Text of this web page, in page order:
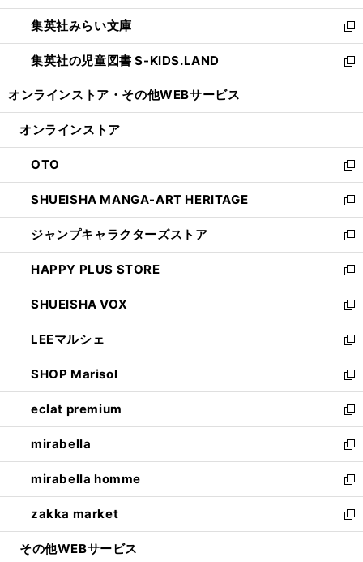
開
く
ウ
で
開
く
ン
ド
ウ
で
ウ
ィ
ン
ド
開
集英社みらい文庫
新
し
い
ン
ウ
で
開
く
集英社の児童図書 S-KIDS.LAND
新
ウ
ン
ド
ウ
で
開
く
オンラインストア・ その他WEBサービス
オンラインストア
OTO
新
し
い
ウ
ィ
ン
ド
ウ
で
開
く
SHUEISHA MANGA-ART HERITAGE
新
し
い
ウ
ィ
ン
ド
ウ
で
開
く
ジャンプキャラクターズストア
新
し
い
ウ
ィ
ン
ド
ウ
で
開
く
HAPPY PLUS STORE
新
し
い
ウ
ィ
ン
ド
ウ
で
開
く
SHUEISHA VOX
新
し
い
ウ
ィ
ン
ド
ウ
で
開
く
LEEマルシェ
新
し
い
ウ
ィ
ン
ド
ウ
で
開
く
SHOP Marisol
新
し
い
ウ
ィ
ン
ド
ウ
で
開
eclat premium
新
し
い
ウ
ィ
ン
ド
ウ
mirabella
新
し
い
ウ
ィ
ン
mirabella homme
新
し
い
ウ
zakka market
新
し
その他WEBサービス